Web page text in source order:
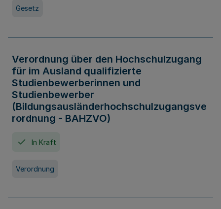
Gesetz
Verordnung über den Hochschulzugang
für im Ausland qualifizierte
Studienbewerberinnen und
Studienbewerber
(Bildungsausländerhochschulzugangsve
rordnung - BAHZVO)
In Kraft
Verordnung